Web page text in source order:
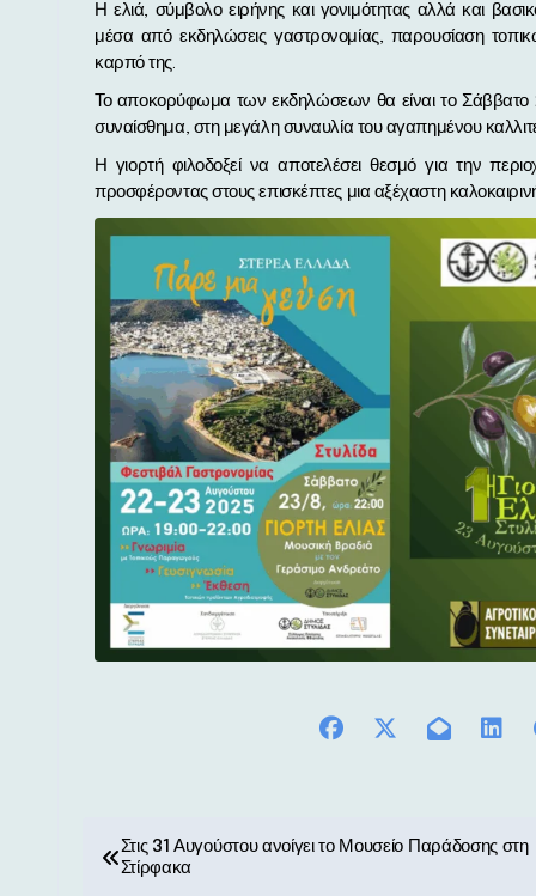
Η ελιά, σύμβολο ειρήνης και γονιμότητας αλλά και
μέσα από εκδηλώσεις γαστρονομίας, παρουσίαση
καρπό της.
Το αποκορύφωμα των εκδηλώσεων θα είναι το Σάββατο
συναίσθημα, στη μεγάλη συναυλία του αγαπημένου
Η γιορτή φιλοδοξεί να αποτελέσει θεσμό για την
προσφέροντας στους επισκέπτες μια αξέχαστη
Στις 31 Αυγούστου ανοίγει το Μουσείο Παράδοσης στη
Στίρφακα